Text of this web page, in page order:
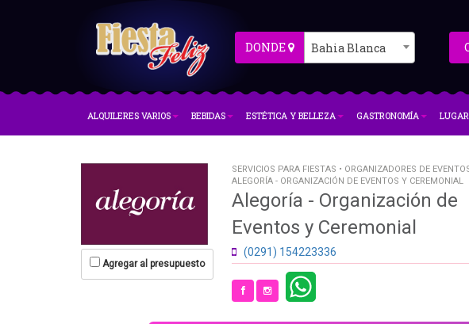
DONDE Bahia Blanca
ALQUILERES VARIOS BEBIDAS ESTÉTICA Y BELLEZA GASTRONOMÍA
Agregar al presupuesto
SERVICIOS PARA FIESTAS • ORGANIZADORES DE
ALEGORÍA - ORGANIZACIÓN DE EVENTOS Y CEREMONIAL
Alegoría - Organización de
Eventos y Ceremonial
(0291) 154223336